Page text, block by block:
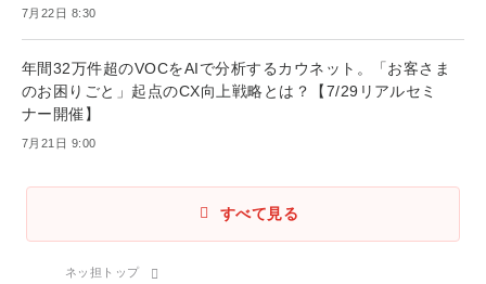
ネッ担トップ
7月22日 8:30
年間32万件超のVOCをAIで分析するカウネット。「お客さま
のお困りごと」起点のCX向上戦略とは？【7/29リアルセミ
ナー開催】
7月21日 9:00
すべて見る